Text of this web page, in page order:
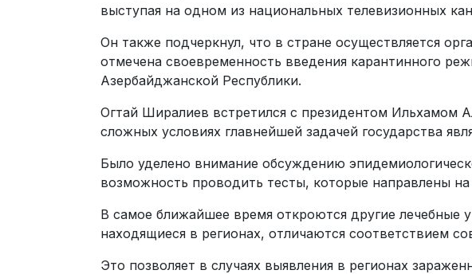
выступая на одном из национальных телевизионных
Он также подчеркнул, что в стране осуществляется
отмечена своевременность введения карантинного
Азербайджанской Республики.
Огтай Ширалиев встретился с президентом Ильхамом
сложных условиях главнейшей задачей государства
Было уделено внимание обсуждению
возможность проводить тесты, которые направлены
В самое ближайшее время откроются другие лечебные
находящиеся в регионах, отличаются соответствием
Это позволяет в случаях выявления в регионах